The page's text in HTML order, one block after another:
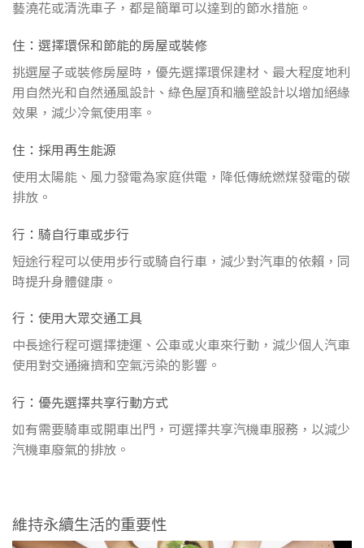
藝澆花或清洗車子，都是簡單可以達到的節水措施。
住：選擇環保和節能的房屋或裝修
挑選屋子或裝修房屋時，優先選擇環保建材、最大程度地利
用自然光和自然通風設計、綠色屋頂和牆壁設計以增加絕緣
效果，減少冷氣使用率。
住：採用再生能源
使用太陽能、風力發電為家庭供電，降低傳統燃煤發電的碳
排放。
行：騎自行車或步行
短途行程可以使用步行或騎自行車，減少對汽車的依賴，同
時提升身體健康。
行：使用大眾交通工具
中長途行程可選擇捷運、公車或火車來行動，減少個人汽車
使用對交通擁擠和空氣污染的影響。
行：優先選擇共享行動方式
如有需要騎車或開車出門，可選擇共享汽機車服務，以減少
汽機車廢氣的排放。
維持永續生活的重要性